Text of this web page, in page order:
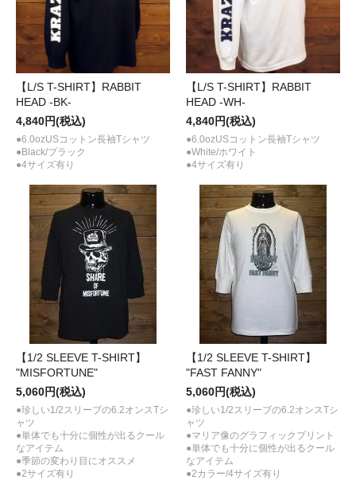
【L/S T-SHIRT】RABBIT
HEAD -BK-
4,840円(税込)
●6.0ozUSコットン長袖Tシャツ
●Black/ブラック
●4サイズ有り
【L/S T-SHIRT】RABBIT
HEAD -WH-
4,840円(税込)
●6.0ozUSコットン長袖Tシャツ
●White/ホワイト
●4サイズ有り
【1/2 SLEEVE T-SHIRT】
"MISFORTUNE"
5,060円(税込)
●珍しい1/2スリーブの6.2オンスTシ
ャツ
●単体でも十分に個性が出るクール
なアイテム
●季節の変わり目にオススメ
●2サイズ有り
【1/2 SLEEVE T-SHIRT】
"FAST FANNY"
5,060円(税込)
●珍しい1/2スリーブの6.2オンスTシ
ャツ
●マリア像のグラフィックプリント
●単体でも十分に個性が出るクール
なアイテム
●2カラー/4サイズ有り